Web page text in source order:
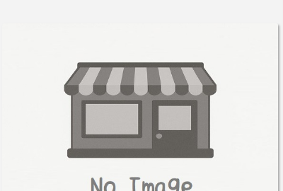
に見てくれた外科の先生は淡々として娘の口内を
開け隅々まで観察してくれて『お母さん大丈夫で
すよ、出血は止まって何も問題ない』診察してく
かりの前歯は大丈夫でしょうかと訊ねましたが心
配ないと念を押してくれて助かりました。かなり
もらった日赤に救われました。慌てないでを教訓